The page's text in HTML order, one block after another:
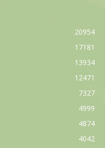
20954
17181
13934
12471
7327
4999
4874
4042